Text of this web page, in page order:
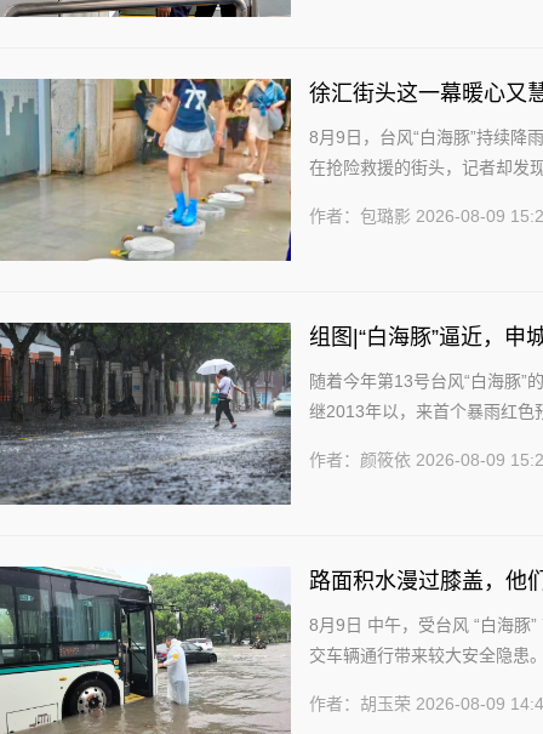
徐汇街头这一幕暖心又
8月9日，台风“白海豚”持续降
在抢险救援的街头，记者却发
作者：包璐影 2026-08-09
组图|“白海豚”逼近，申
随着今年第13号台风“白海豚”
继2013年以，来首个暴雨红色
作者：颜筱依 2026-08-09
路面积水漫过膝盖，他
8月9日 中午，受台风 “白海豚
交车辆通行带来较大安全隐患
作者：胡玉荣 2026-08-09